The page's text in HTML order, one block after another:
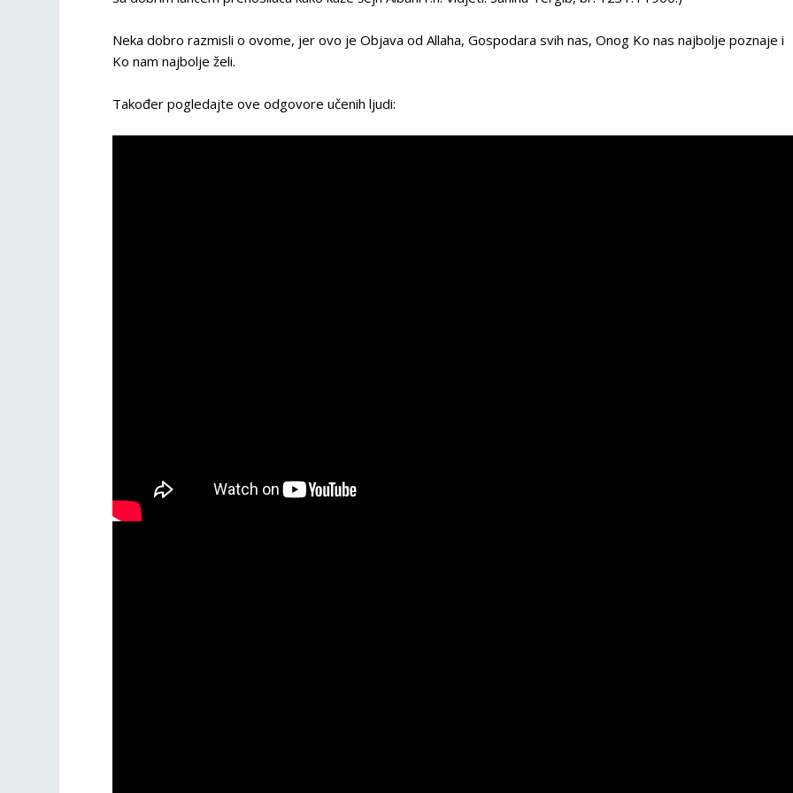
Neka dobro razmisli o ovome, jer ovo je Objava od Allaha, Gospodara svih nas, Onog Ko nas najbolje poznaje i
Ko nam najbolje želi.
Također pogledajte ove odgovore učenih ljudi: